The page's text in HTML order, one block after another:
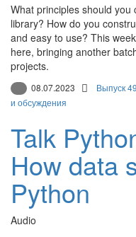
What principles should you
library? How do you
and easy to use? This
here, bringing another
projects.
08.07.2023 Выпуск
и обсуждения
Talk
How data
Python
Audio